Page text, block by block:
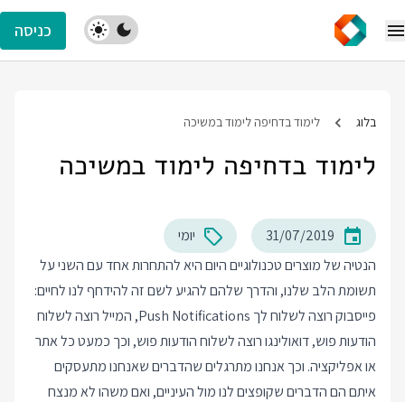
כניסה
בלוג לימוד בדחיפה לימוד במשיכה
לימוד בדחיפה לימוד במשיכה
31/07/2019
יומי
הנטיה של מוצרים טכנולוגיים היום היא להתחרות אחד עם השני על
תשומת הלב שלנו, והדרך שלהם להגיע לשם זה להידחף לנו לחיים:
פייסבוק רוצה לשלוח לך Push Notifications, המייל רוצה לשלוח
הודעות פוש, דואולינגו רוצה לשלוח הודעות פוש, וכך כמעט כל אתר
או אפליקציה. וכך אנחנו מתרגלים שהדברים שאנחנו מתעסקים
איתם הם הדברים שקופצים לנו מול העיניים, ואם משהו לא מנצח